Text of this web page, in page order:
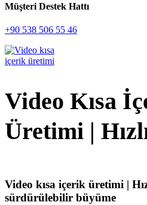
Müşteri Destek Hattı
+90 538 506 55 46
Video Kısa
Üretimi |
Video kısa içerik üretimi |
sürdürülebilir büyüme